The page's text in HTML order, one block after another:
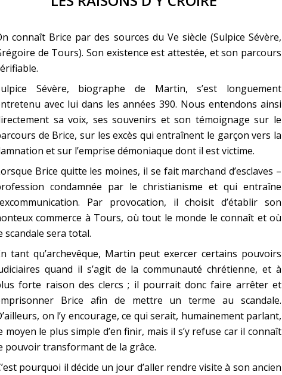
connaît Brice par des sources du Ve siècle (Sulpice Sévère,
de Tours). Son existence est attestée, et son parcours
Sévère, biographe de Martin, s’est longuement
avec lui dans les années 390. Nous entendons ainsi
sa voix, ses souvenirs et son témoignage sur le
de Brice, sur les excès qui entraînent le garçon vers la
et sur l’emprise démoniaque dont il est victime.
Brice quitte les moines, il se fait marchand d’esclaves –
condamnée par le christianisme et qui entraîne
Par provocation, il choisit d’établir son
commerce à Tours, où tout le monde le connaît et où
scandale sera total.
tant qu’archevêque, Martin peut exercer certains pouvoirs
quand il s’agit de la communauté chrétienne, et à
forte raison des clercs ; il pourrait donc faire arrêter et
Brice afin de mettre un terme au scandale.
on l’y encourage, ce qui serait, humainement parlant,
moyen le plus simple d’en finir, mais il s’y refuse car il connaît
pouvoir transformant de la grâce.
pourquoi il décide un jour d’aller rendre visite à son ancien